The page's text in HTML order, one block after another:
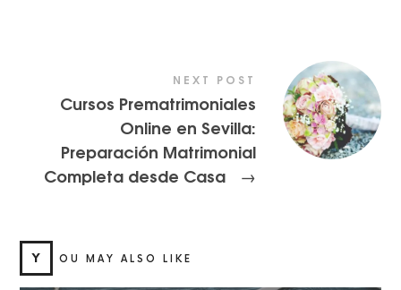
NEXT POST
Cursos Prematrimoniales
Online en Sevilla:
Preparación Matrimonial
Completa desde Casa
→
Y OU MAY ALSO LIKE